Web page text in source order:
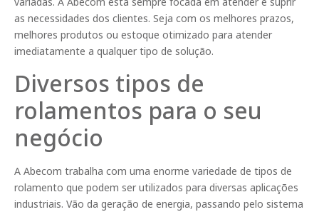
as necessidades dos clientes. Seja com os melhores prazos,
melhores produtos ou estoque otimizado para atender
imediatamente a qualquer tipo de solução.
Diversos tipos de
rolamentos para o seu
negócio
A Abecom trabalha com uma enorme variedade de tipos de
rolamento que podem ser utilizados para diversas aplicações
industriais. Vão da geração de energia, passando pelo sistema